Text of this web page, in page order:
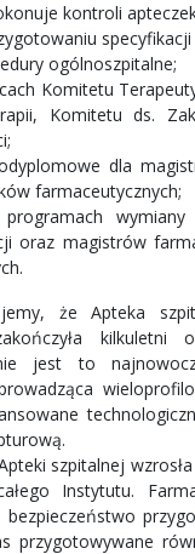
kontroli
ogólnoszpitalne;
Komitetu
Komitetu ds.
dla
farmaceutycznych;
wymiany
oraz magistrów
że Apteka
kilkuletni
jest to
szpitalnej
Instytutu.
przygotowywane